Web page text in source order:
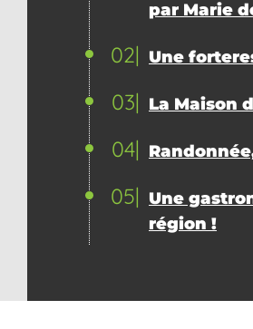
par Marie
02 Une
03 La Maison
04
05
Une
région !